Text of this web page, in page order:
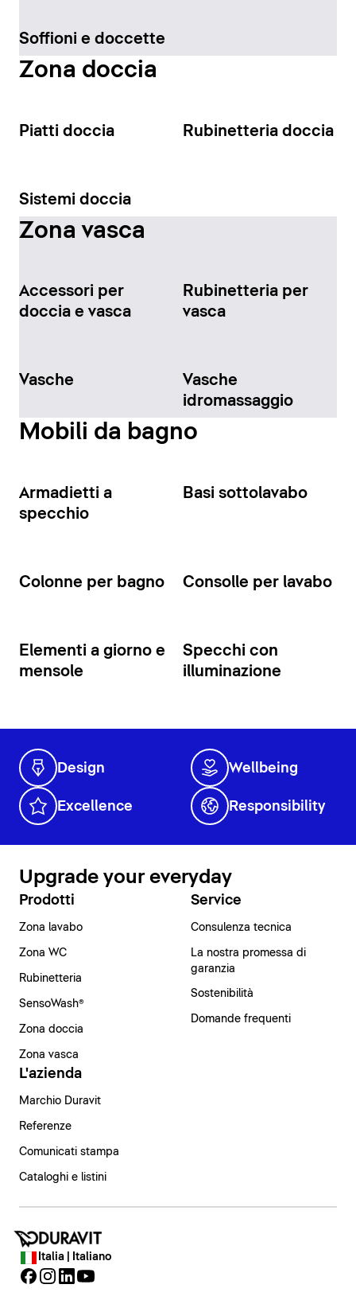
Soffioni e doccette
Zona doccia
Piatti doccia Rubinetteria doccia
Sistemi doccia
Zona vasca
Accessori per
doccia e vasca
Rubinetteria per
vasca
Vasche
Vasche
idromassaggio
Mobili da bagno
Armadietti a
specchio
Basi sottolavabo
Colonne per bagno Consolle per lavabo
Elementi a giorno e
mensole
Specchi con
illuminazione
Design Wellbeing
Excellence Responsibility
Upgrade your everyday
Prodotti
Zona lavabo
Zona WC
Rubinetteria
SensoWash®
Zona doccia
Zona vasca
Service
Consulenza tecnica
La nostra promessa di
garanzia
Sostenibilità
Domande frequenti
L'azienda
Marchio Duravit
Referenze
Comunicati stampa
Cataloghi e listini
Italia | Italiano